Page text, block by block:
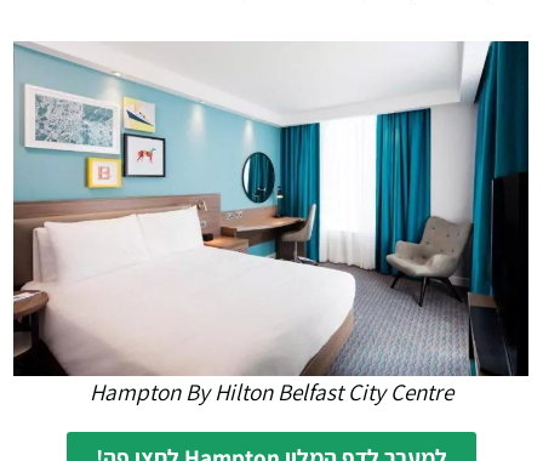
Hampton By Hilton Belfast City Centre